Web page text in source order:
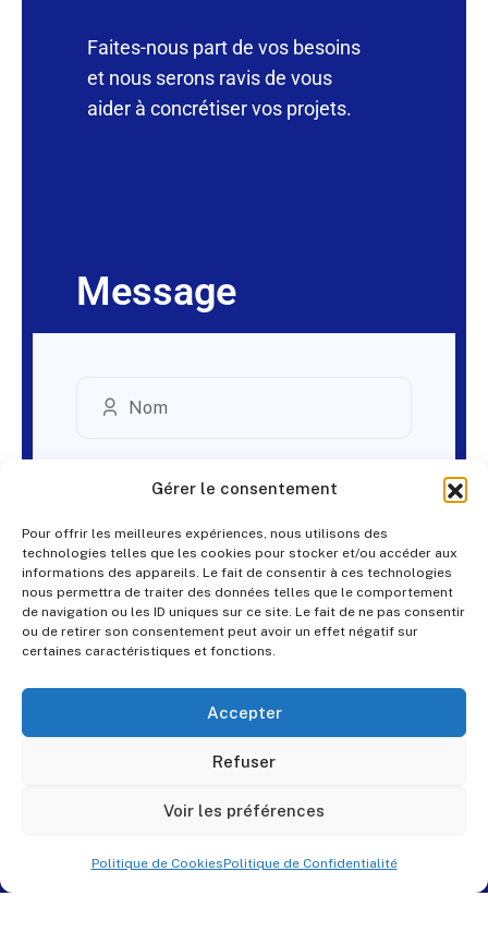
Gérer le consentement
Pour offrir les meilleures expériences, nous utilisons des
technologies telles que les cookies pour stocker et/ou accéder aux
informations des appareils. Le fait de consentir à ces technologies
nous permettra de traiter des données telles que le comportement
de navigation ou les ID uniques sur ce site. Le fait de ne pas consentir
ou de retirer son consentement peut avoir un effet négatif sur
certaines caractéristiques et fonctions.
Accepter
Refuser
Voir les préférences
Politique de CookiesPolitique de Confidentialité
Faites-nous part de vos besoins
et nous serons ravis de vous
aider à concrétiser vos projets.
Message